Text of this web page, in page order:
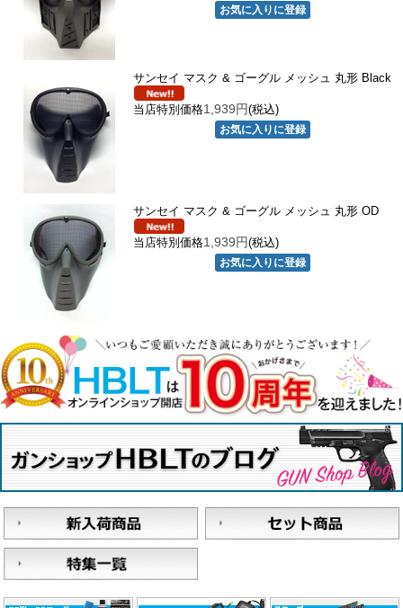
サンセイ マスク & ゴーグル メッシュ 丸形 Black
当店特別価格1,939円(税込)
サンセイ マスク & ゴーグル メッシュ 丸形 OD
当店特別価格1,939円(税込)